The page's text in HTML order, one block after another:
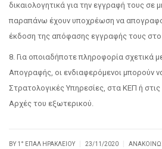
δικαιολογητικά για την εγγραφή τους σε
παραπάνω έχουν υποχρέωση να
έκδοση της απόφασης εγγραφής τους
8. Για οποιαδήποτε πληροφορία σχετικά
Απογραφής, οι ενδιαφερόμενοι μπορούν
Στρατολογικές Υπηρεσίες, στα ΚΕΠ ή στις
Αρχές του εξωτερικού.
BY1° ΕΠΑΛ ΗΡΑΚΛΕΊΟΥ 23/11/2020